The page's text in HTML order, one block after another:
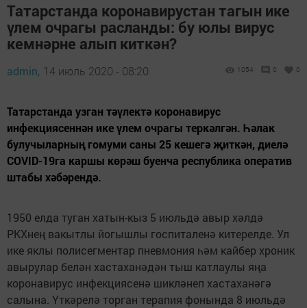
Татарстанда коронавирустан тагын ике
үлем очрагы расланды: бу юлы вирус
кемнәрне алып киткән?
admin, 14 июль 2020 - 08:20 1054 0 0
Татарстанда узган тәүлектә коронавирус
инфекциясеннән ике үлем очрагы теркәлгән. Һәлак
булучыларның гомуми саны 25 кешегә җиткән, диелә
COVID-19га каршы көрәш буенча республика оператив
штабы хәбәрендә.
1950 елда туган хатын-кыз 5 июльдә авыр хәлдә
РКХнең вакытлы йогышлы госпиталенә китерелде. Ул
ике яклы полисегментар пневмония һәм кайбер хроник
авырулар белән хастаханәдән тыш катлаулы яңа
коронавирус инфекциясенә шикләнеп хастаханәгә
салына. Үткәрелә торган терапия фонында 8 июльдә